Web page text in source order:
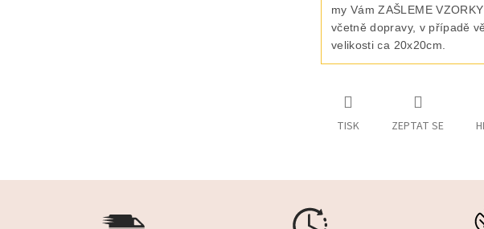
my Vám ZAŠLEME
včetně dopravy, v případě
velikosti ca 20x20cm.
TISK ZEPTAT SE